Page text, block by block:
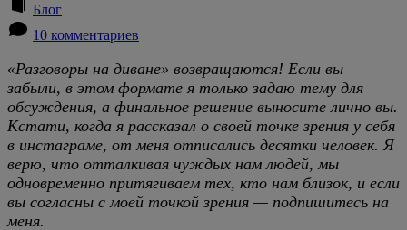
Блог
10 комментариев
«Разговоры на диване» возвращаются! Если вы
забыли, в этом формате я только задаю тему для
обсуждения, а финальное решение выносите лично вы.
Кстати, когда я рассказал о своей точке зрения у себя
в инстаграме, от меня отписались десятки человек. Я
верю, что отталкивая чуждых нам людей, мы
одновременно притягиваем тех, кто нам близок, и если
вы согласны с моей точкой зрения — подпишитесь на
меня.